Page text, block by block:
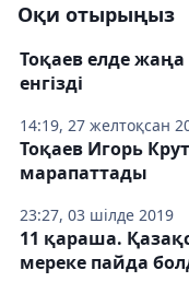
Оқи отырыңыз
14:19, 27 желтоқсан
Тоқаев елде
енгізді
23:27, 03 шілде 2019
Тоқаев Игорь
марапаттады
11 қараша.
мереке пайда